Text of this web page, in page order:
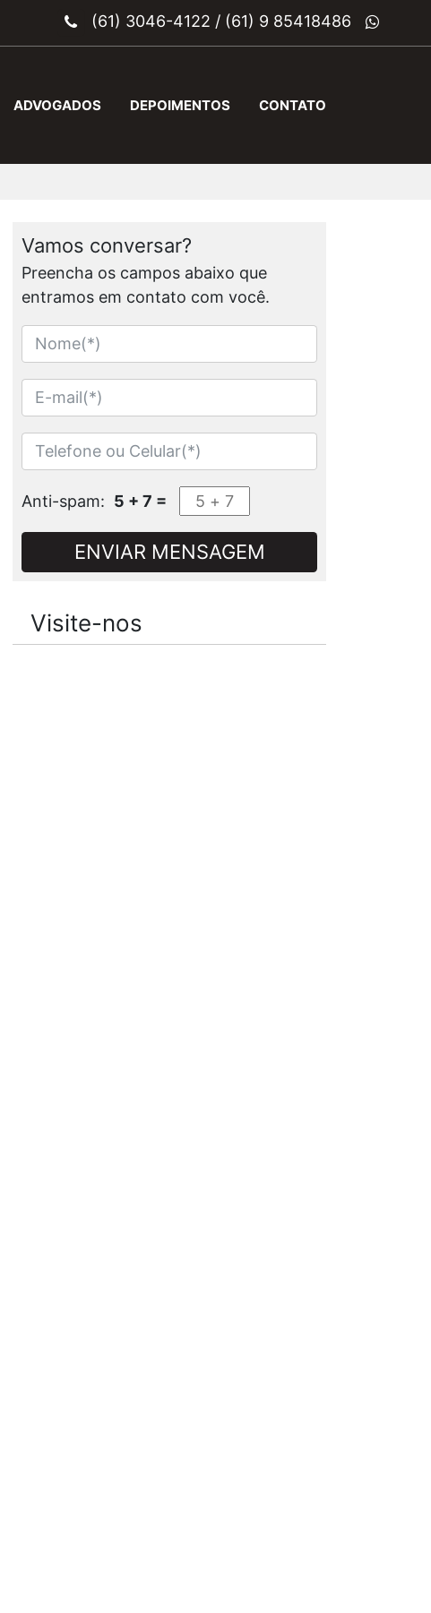
(61) 3046-4122 / (61) 9 85418486
ADVOGADOS DEPOIMENTOS CONTATO
Vamos conversar?
Preencha os campos abaixo que
entramos em contato com você.
Anti-spam: 5 + 7 =
ENVIAR MENSAGEM
Visite-nos